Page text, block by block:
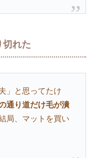
れた
」と思ってたけ
通り道だけ毛が潰
局、マットを買い